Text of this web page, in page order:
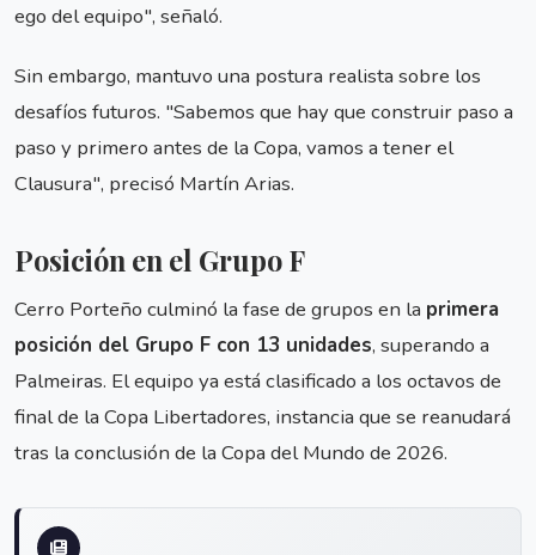
ego del equipo", señaló.
Sin embargo, mantuvo una postura realista sobre los
desafíos futuros. "Sabemos que hay que construir paso a
paso y primero antes de la Copa, vamos a tener el
Clausura", precisó Martín Arias.
Posición en el Grupo F
Cerro Porteño culminó la fase de grupos en la primera
posición del Grupo F con 13 unidades, superando a
Palmeiras. El equipo ya está clasificado a los octavos de
final de la Copa Libertadores, instancia que se reanudará
tras la conclusión de la Copa del Mundo de 2026.